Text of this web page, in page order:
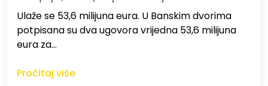
Ulaže se 53,6 milijuna eura. U Banskim dvorima
potpisana su dva ugovora vrijedna 53,6 milijuna
eura za…
Pročitaj više